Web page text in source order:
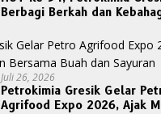
Berbagi Berkah dan
Juli 26, 2026
Petrokimia Gresik Gelar
Agrifood Expo 2026, Ajak